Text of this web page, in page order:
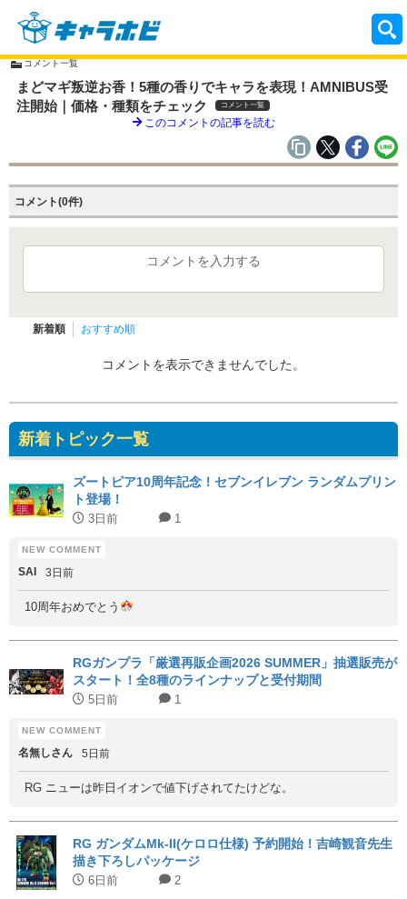
コメント一覧
まどマギ叛逆お香！5種の香りでキャラを表現！AMNIBUS受
注開始｜価格・種類をチェック
コメント一覧
このコメントの記事を読む
コメント(0件)
コメントを入力する
新着順 おすすめ順
コメントを表示できませんでした。
新着トピック一覧
ズートピア10周年記念！セブンイレブン ランダムプリン
ト登場！
3日前 1
SAI 3日前
10周年おめでとう
RGガンプラ「厳選再販企画2026 SUMMER」抽選販売が
スタート！全8種のラインナップと受付期間
5日前 1
名無しさん 5日前
RG ニューは昨日イオンで値下げされてたけどな。
RG ガンダムMk-II(ケロロ仕様) 予約開始！吉崎観音先生
描き下ろしパッケージ
6日前 2